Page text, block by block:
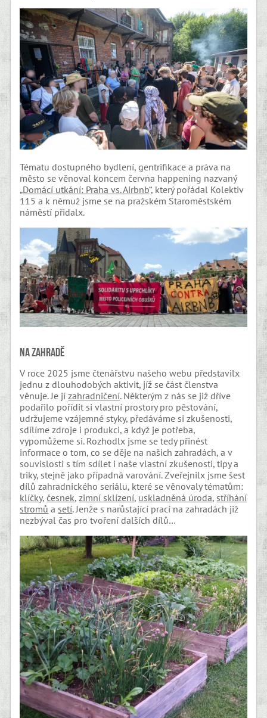
Tématu dostupného bydlení, gentrifikace a práva na
město se věnoval koncem června happening nazvaný
„Domácí utkání: Praha vs. Airbnb“, který pořádal Kolektiv
115 a k němuž jsme se na pražském Staroměstském
náměstí přidalx.
Na zahradě
V roce 2025 jsme čtenářstvu našeho webu představilx
jednu z dlouhodobých aktivit, jíž se část členstva
věnuje. Je jízahradničení. Některým z nás se již dříve
podařilo pořídit si vlastní prostory pro pěstování,
udržujeme vzájemné styky, předáváme si zkušenosti,
sdílíme zdroje i produkci, a když je potřeba,
vypomůžeme si. Rozhodlx jsme se tedy přinést
informace o tom, co se děje na našich zahradách, a v
souvislosti s tím sdílet i naše vlastní zkušenosti, tipy a
triky, stejně jako případná varování. Zveřejnilx jsme šest
dílů zahradnického seriálu, které se věnovaly tématům:
klíčky,česnek,zimní sklízení, uskladněná úroda,stříhání
stromů asetí. Jenže s narůstající prací na zahradách již
nezbýval čas pro tvoření dalších dílů…